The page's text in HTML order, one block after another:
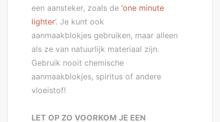
een aansteker, zoals de ‘one minute
lighter’. Je kunt ook
aanmaakblokjes gebruiken, maar alleen
als ze van natuurlijk materiaal zijn.
Gebruik nooit chemische
aanmaakblokjes, spiritus of andere
vloeistof!
LET OP ZO VOORKOM JE EEN